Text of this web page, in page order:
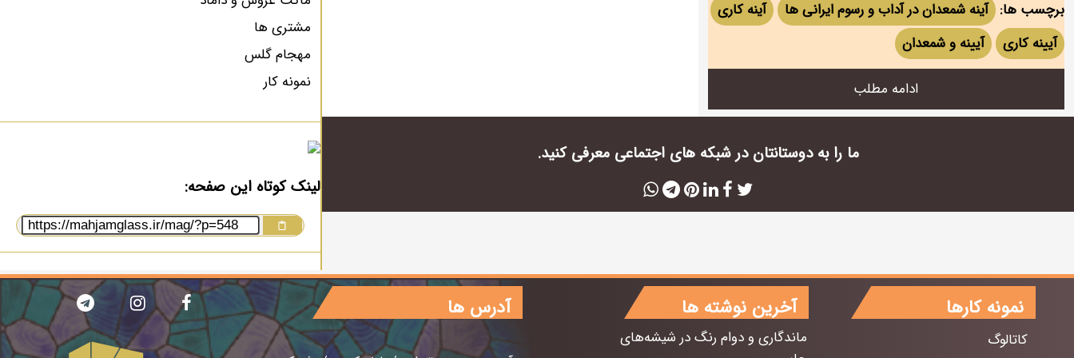
مشتری ها
مهجام گلس
نمونه کار
لینک کوتاه این صفحه:
برچسب ها: آینه شمعدان در آداب و رسوم ایرانی ها
آینه کاری
آیینه کاری
آیینه و شمعدان
ادامه مطلب
ما را به دوستانتان در شبکه های اجتماعی معرفی کنید.
آخرین نوشته ها
ماندگاری و دوام رنگ در شیشه‌های
نمونه کارها
کاتالوگ
آدرس ها